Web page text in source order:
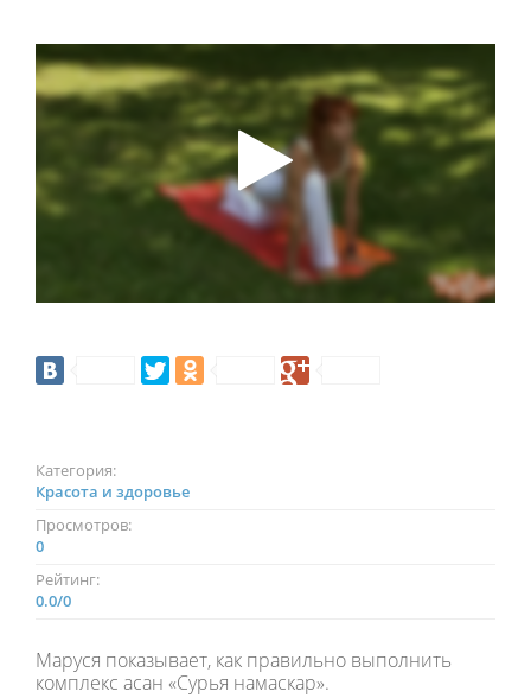
Категория:
Красота и здоровье
Просмотров:
0
Рейтинг:
0.0/0
Маруся показывает, как правильно выполнить
комплекс асан «Сурья намаскар».